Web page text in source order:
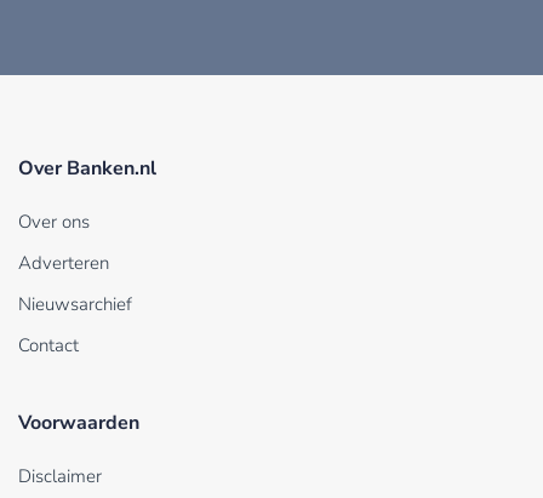
Over Banken.nl
Over ons
Adverteren
Nieuwsarchief
Contact
Voorwaarden
Disclaimer